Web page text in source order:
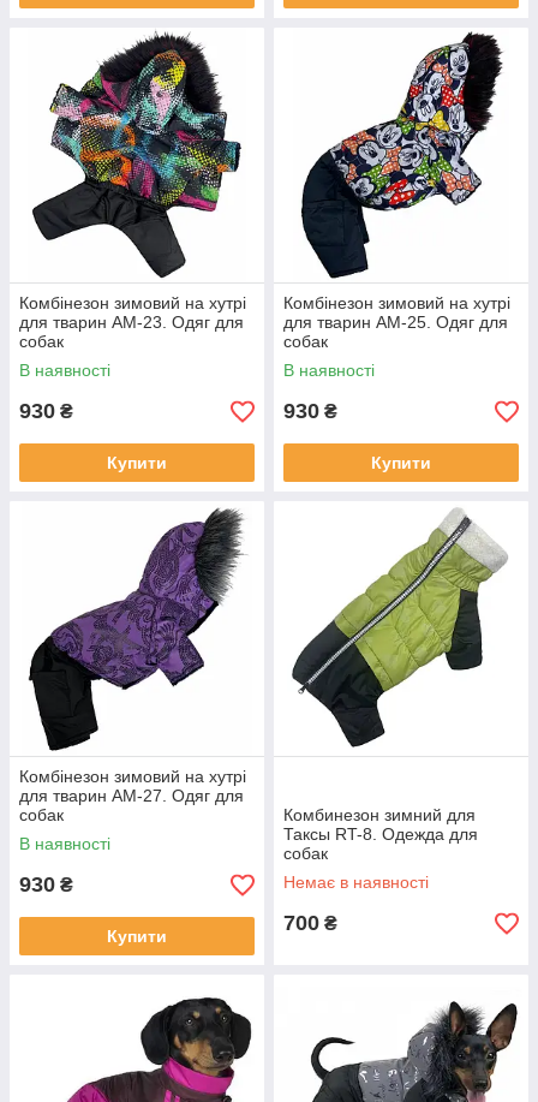
Комбінезон зимовий на хутрі
для тварин АМ-23. Одяг для
собак
В наявності
930 ₴
Купити
Комбінезон зимовий на хутрі
для тварин АМ-25. Одяг для
собак
В наявності
930 ₴
Купити
Комбінезон зимовий на хутрі
для тварин АМ-27. Одяг для
собак
В наявності
930 ₴
Купити
Комбинезон зимний для
Таксы RT-8. Одежда для
собак
Немає в наявності
700 ₴